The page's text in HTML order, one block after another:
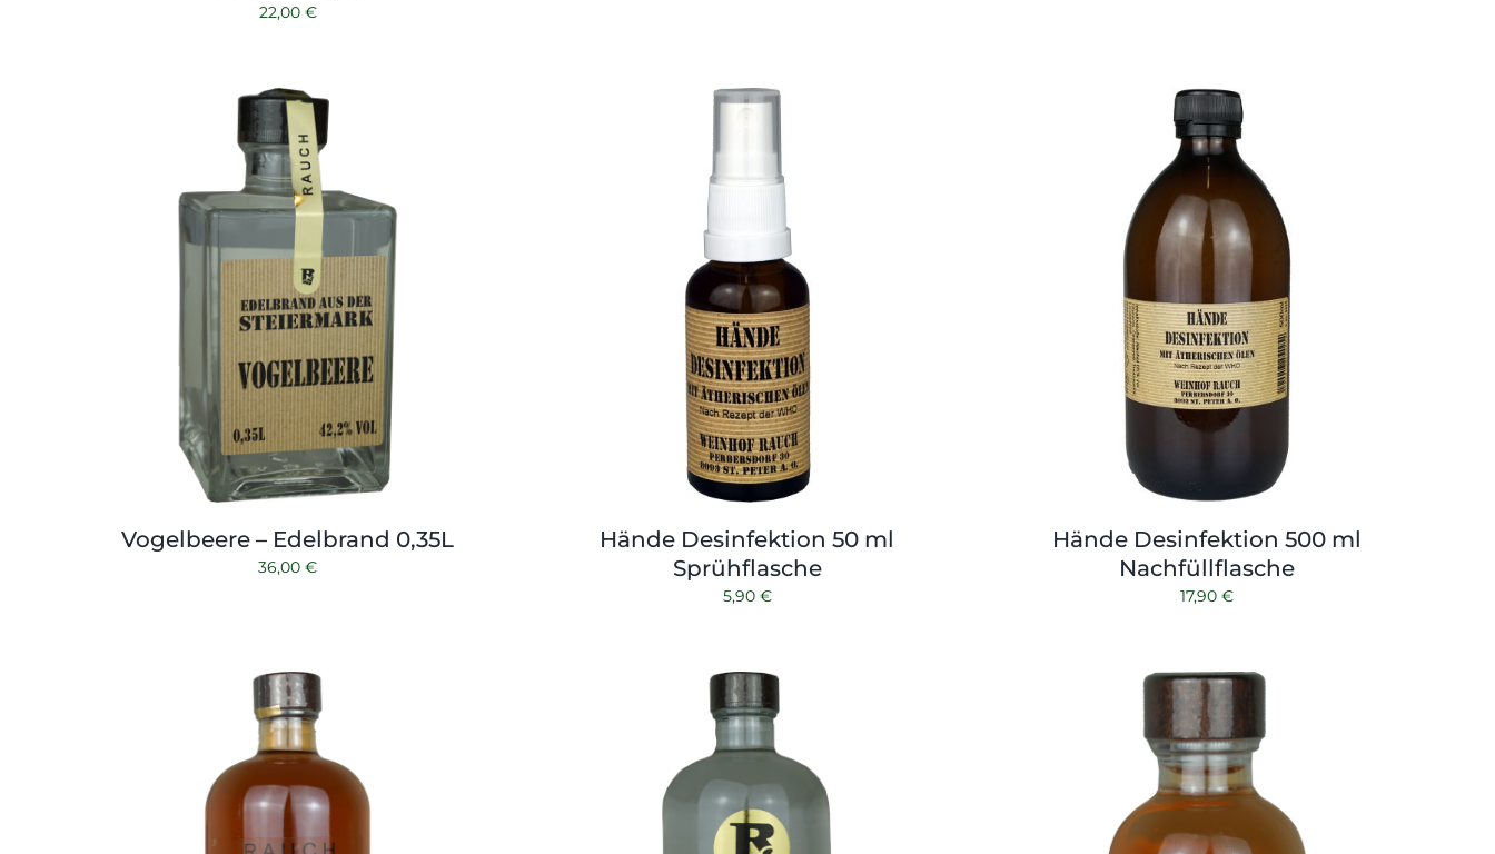
22,00 €
Vogelbeere – Edelbrand 0,35L
36,00€
Hände Desinfektion 50 ml
Sprühflasche
5,90 €
Hände Desinfektion 500 ml
Nachfüllflasche
17,90€